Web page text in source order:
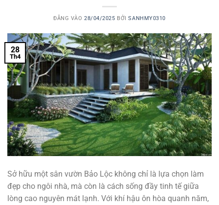
ĐĂNG VÀO 28/04/2025 BỞISANHMY0310
28
Th4
Sở hữu một sân vườn Bảo Lộc không chỉ là lựa chọn làm
đẹp cho ngôi nhà, mà còn là cách sống đầy tinh tế giữa
lòng cao nguyên mát lạnh. Với khí hậu ôn hòa quanh năm,